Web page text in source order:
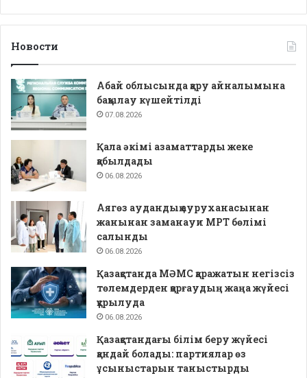
Новости
Абай облысында қару айналымына
бақылау күшейтілді
07.08.2026
Қала әкімі азаматтарды жеке
қабылдады
06.08.2026
Аягөз аудандық ауруханасынан
жанынан заманауи МРТ бөлімі
салынды
06.08.2026
Қазақстанда МӘМС қаражатын негізсіз
төлемдерден қорғаудың жаңа жүйесі
құрылуда
06.08.2026
Қазақстандағы білім беру жүйесі
қандай болады: партиялар өз
ұсыныстарын таныстырды